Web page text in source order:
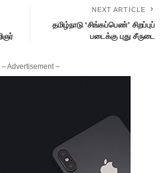
NEXT ARTICLE
தமிழ்நாடு ‘சிங்கப்பெண்’ சிறப்புப்
படைக்கு புது சீருடை
– Advertisement –